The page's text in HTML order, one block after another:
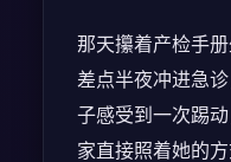
那天攥着产检手
差点半夜冲进急
子感受到一次踢
家直接照着她的方